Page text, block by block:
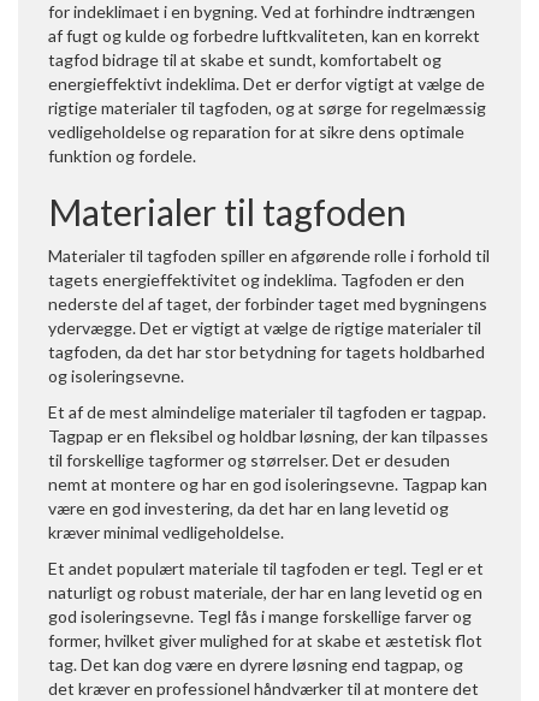
for indeklimaet i en bygning. Ved at forhindre indtrængen
af fugt og kulde og forbedre luftkvaliteten, kan en korrekt
tagfod bidrage til at skabe et sundt, komfortabelt og
energieffektivt indeklima. Det er derfor vigtigt at vælge de
rigtige materialer til tagfoden, og at sørge for regelmæssig
vedligeholdelse og reparation for at sikre dens optimale
funktion og fordele.
Materialer til tagfoden
Materialer til tagfoden spiller en afgørende rolle i forhold til
tagets energieffektivitet og indeklima. Tagfoden er den
nederste del af taget, der forbinder taget med bygningens
ydervægge. Det er vigtigt at vælge de rigtige materialer til
tagfoden, da det har stor betydning for tagets holdbarhed
og isoleringsevne.
Et af de mest almindelige materialer til tagfoden er tagpap.
Tagpap er en fleksibel og holdbar løsning, der kan tilpasses
til forskellige tagformer og størrelser. Det er desuden
nemt at montere og har en god isoleringsevne. Tagpap kan
være en god investering, da det har en lang levetid og
kræver minimal vedligeholdelse.
Et andet populært materiale til tagfoden er tegl. Tegl er et
naturligt og robust materiale, der har en lang levetid og en
god isoleringsevne. Tegl fås i mange forskellige farver og
former, hvilket giver mulighed for at skabe et æstetisk flot
tag. Det kan dog være en dyrere løsning end tagpap, og
det kræver en professionel håndværker til at montere det